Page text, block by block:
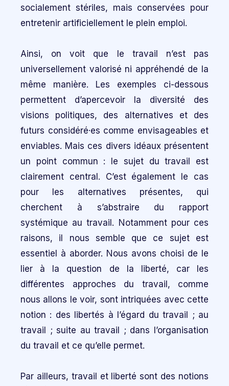
socialement stériles, mais conservées pour
entretenir artificiellement le plein emploi.
Ainsi, on voit que le travail n’est pas
universellement valorisé ni appréhendé de la
même manière. Les exemples ci-dessous
permettent d’apercevoir la diversité des
visions politiques, des alternatives et des
futurs considéré·es comme envisageables et
enviables. Mais ces divers idéaux présentent
un point commun : le sujet du travail est
clairement central. C’est également le cas
pour les alternatives présentes, qui
cherchent à s’abstraire du rapport
systémique au travail. Notamment pour ces
raisons, il nous semble que ce sujet est
essentiel à aborder. Nous avons choisi de le
lier à la question de la liberté, car les
différentes approches du travail, comme
nous allons le voir, sont intriquées avec cette
notion : des libertés à l’égard du travail ; au
travail ; suite au travail ; dans l’organisation
du travail et ce qu’elle permet.
Par ailleurs, travail et liberté sont des notions